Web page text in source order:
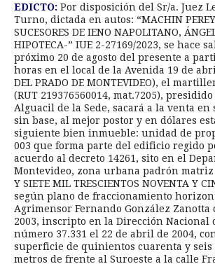
EDICTO: Por disposición del Sr/a. Juez
Turno, dictada en autos: “MACHIN
SUCESORES DE IENO NAPOLITANO,
HIPOTECA-” IUE 2-27169/2023, se hace
próximo 20 de agosto del presente a
horas en el local de la Avenida 19 de
DEL PRADO DE MONTEVIDEO), el
(RUT 219376560014, mat.7205),
Alguacil de la Sede, sacará a la venta en
sin base, al mejor postor y en dólares
siguiente bien inmueble: unidad de
003 que forma parte del edificio regido
acuerdo al decreto 14261, sito en el
Montevideo, zona urbana padrón matriz
Y SIETE MIL TRESCIENTOS NOVENTA Y
según plano de fraccionamiento
Agrimensor Fernando González Zanotta
2003, inscripto en la Dirección Nacional
número 37.331 el 22 de abril de 2004,
superficie de quinientos cuarenta y seis
metros de frente al Suroeste a la calle